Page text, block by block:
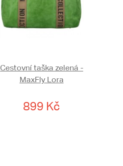
Cestovní taška zelená -
MaxFly Lora
899 Kč